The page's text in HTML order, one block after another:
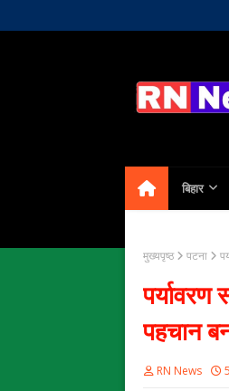
बिहार
मुख्यपृष्ठ पटना
पहचान
RN News